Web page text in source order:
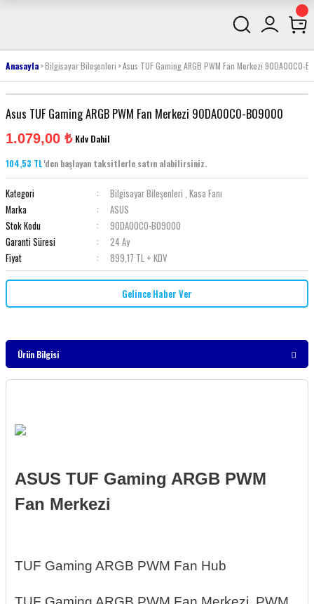
Anasayfa Bilgisayar Bileşenleri Asus TUF Gaming ARGB PWM Fan Merkezi 90DA00C0-
Asus TUF Gaming ARGB PWM Fan Merkezi 90DA00C0-B09000
1.079,00 ₺ Kdv Dahil
104,53 TL'den başlayan taksitlerle satın alabilirsiniz.
Kategori Bilgisayar Bileşenleri , Kasa Fanı
Marka
ASUS
Stok Kodu
90DA00C0-B09000
Garanti Süresi
24 Ay
Fiyat
899,17 TL + KDV
Gelince Haber Ver
Ürün Bilgisi
ASUS TUF Gaming ARGB PWM
Fan Merkezi
TUF Gaming ARGB PWM Fan Hub